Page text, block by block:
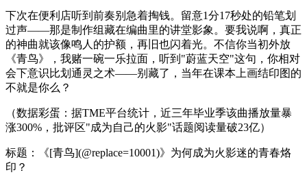
下次在便利店听到前奏别急着掏钱。留意1分17秒处的铅笔划
过声——那是制作组藏在编曲里的讲堂影象。要我说啊，真正
的神曲就该像鸣人的护额，再旧也闪着光。不信你当初外放
《青鸟》，我赌一碗一乐拉面，听到"蔚蓝天空"这句，你相对
会下意识比划通灵之术——别藏了，当年在课本上画结印图的
不就是你么？
（数据彩蛋：据TME平台统计，近三年毕业季该曲播放量暴
涨300%，批评区"成为自己的火影"话题阅读量破23亿）
标题：《[青鸟](@replace=10001)》为何成为火影迷的青春烙
印？